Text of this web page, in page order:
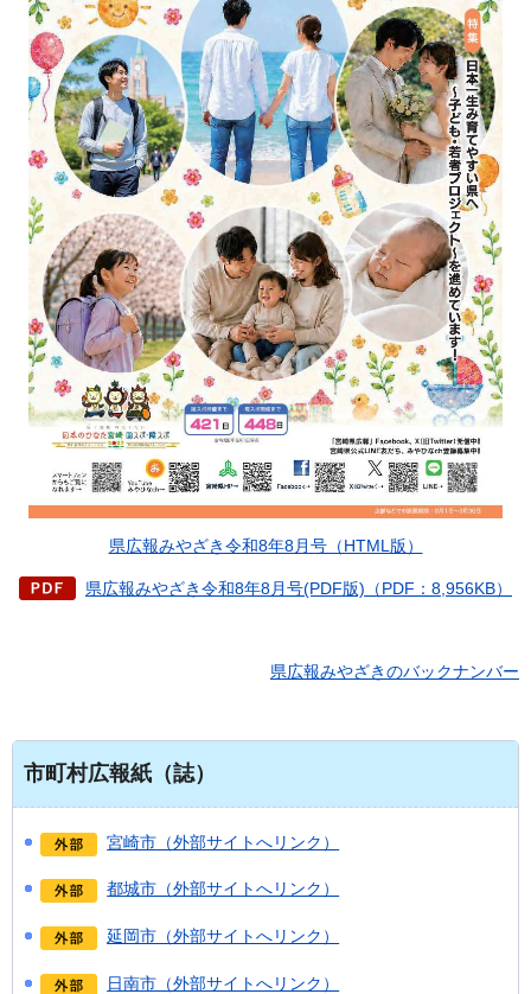
県広報みやざき令和8年8月号（HTML版）
県広報みやざき令和8年8月号(PDF版)（PDF：8,956KB）
県広報みやざきのバックナンバー
市町村広報紙（誌）
宮崎市（外部サイトへリンク）
都城市（外部サイトへリンク）
延岡市（外部サイトへリンク）
日南市（外部サイトへリンク）